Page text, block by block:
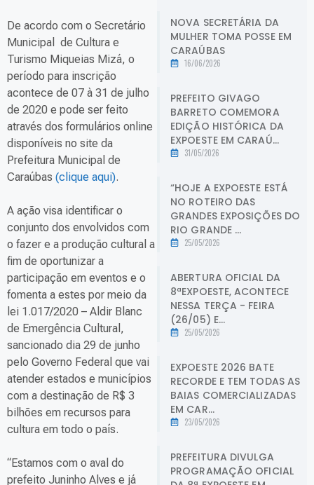
De acordo com o Secretário
Municipal de Cultura e
Turismo Miqueias Mizá, o
período para inscrição
acontece de 07 à 31 de julho
de 2020 e pode ser feito
através dos formulários online
disponíveis no site da
Prefeitura Municipal de
Caraúbas (clique aqui).
A ação visa identificar o
conjunto dos envolvidos com
o fazer e a produção cultural a
fim de oportunizar a
participação em eventos e o
fomenta a estes por meio da
lei 1.017/2020 – Aldir Blanc
de Emergência Cultural,
sancionado dia 29 de junho
pelo Governo Federal que vai
atender estados e municípios
com a destinação de R$ 3
bilhões em recursos para
cultura em todo o país.
“Estamos com o aval do
prefeito Juninho Alves e já
NOVA SECRETÁRIA DA
MULHER TOMA POSSE EM
CARAÚBAS
16/06/2026
PREFEITO GIVAGO
BARRETO COMEMORA
EDIÇÃO HISTÓRICA DA
EXPOESTE EM CARAÚ...
31/05/2026
“HOJE A EXPOESTE ESTÁ
NO ROTEIRO DAS
GRANDES EXPOSIÇÕES DO
RIO GRANDE ...
25/05/2026
ABERTURA OFICIAL DA
8ªEXPOESTE, ACONTECE
NESSA TERÇA - FEIRA
(26/05) E...
25/05/2026
EXPOESTE 2026 BATE
RECORDE E TEM TODAS AS
BAIAS COMERCIALIZADAS
EM CAR...
23/05/2026
PREFEITURA DIVULGA
PROGRAMAÇÃO OFICIAL